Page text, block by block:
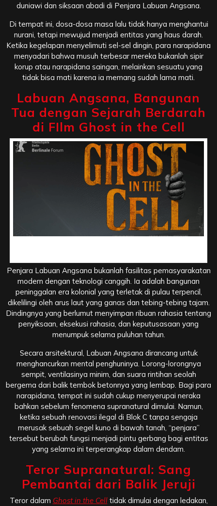
duniawi dan siksaan abadi di Penjara Labuan Angsana.
Di tempat ini, dosa-dosa masa lalu tidak hanya menghantui
nurani, tetapi mewujud menjadi entitas yang haus darah.
Ketika kegelapan menyelimuti sel-sel dingin, para narapidana
menyadari bahwa musuh terbesar mereka bukanlah sipir
korup atau narapidana saingan, melainkan sesuatu yang
tidak bisa mati karena ia memang sudah lama mati.
Labuan Angsana, Bangunan
Tua dengan Sejarah Berdarah
di FIlm Ghost in the Cell
Penjara Labuan Angsana bukanlah fasilitas pemasyarakatan
modern dengan teknologi canggih. Ia adalah bangunan
peninggalan era kolonial yang terletak di pulau terpencil,
dikelilingi oleh arus laut yang ganas dan tebing-tebing tajam.
Dindingnya yang berlumut menyimpan ribuan rahasia tentang
penyiksaan, eksekusi rahasia, dan keputusasaan yang
menumpuk selama puluhan tahun.
Secara arsitektural, Labuan Angsana dirancang untuk
menghancurkan mental penghuninya. Lorong-lorongnya
sempit, ventilasinya minim, dan suara rintihan seolah
bergema dari balik tembok betonnya yang lembap. Bagi para
narapidana, tempat ini sudah cukup menyerupai neraka
bahkan sebelum fenomena supranatural dimulai. Namun,
ketika sebuah renovasi ilegal di Blok C tanpa sengaja
merusak sebuah segel kuno di bawah tanah, “penjara”
tersebut berubah fungsi menjadi pintu gerbang bagi entitas
yang selama ini terperangkap dalam dendam.
Teror Supranatural: Sang
Pembantai dari Balik Jeruji
Teror dalam Ghost in the Celltidak dimulai dengan ledakan,